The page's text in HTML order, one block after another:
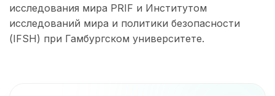
исследования мира PRIF и Институтом
исследований мира и политики безопасности
(IFSH) при Гамбургском университете.